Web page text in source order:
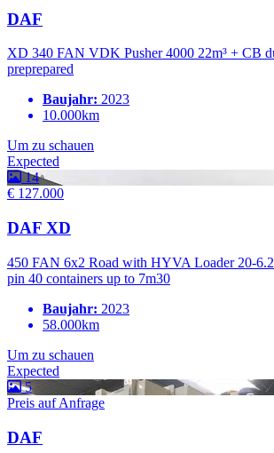
DAF
XD 340 FAN VDK Pusher 4000 22m³ + CB
preprepared
Baujahr: 2023
10.000km
Um zu schauen
Expected
14
€ 127.000
DAF XD
450 FAN 6x2 Road with HYVA Loader 20-
pin 40 containers up to 7m30
Baujahr: 2023
58.000km
Um zu schauen
Expected
5
Preis auf Anfrage
DAF